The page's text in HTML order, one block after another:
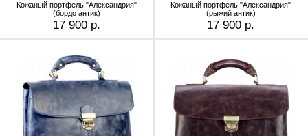
Кожаный портфель "Александрия"
(бордо антик)
17 900 р.
Кожаный портфель "Александрия"
(рыжий антик)
17 900 р.